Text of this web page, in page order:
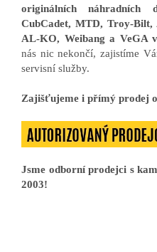
originálních náhradních
CubCadet, MTD, Troy-
AL-KO, Weibang a VeGA
nás nic nekončí, zajistíme
servisní služby.
Zajišťujeme i přímý prodej
Jsme odborní prodejci s
2003!